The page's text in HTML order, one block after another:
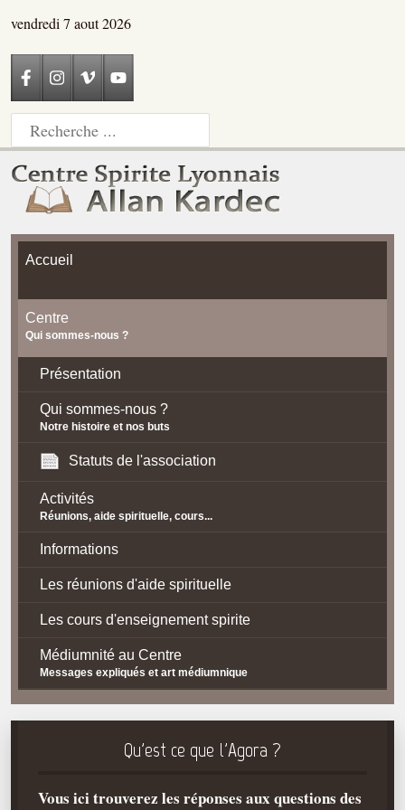
vendredi 7 aout 2026
Accueil
Centre
Qui sommes-nous ?
Présentation
Qui sommes-nous ?
Notre histoire et nos buts
Statuts de l'association
Activités
Réunions, aide spirituelle, cours...
Informations
Les réunions d'aide spirituelle
Les cours d'enseignement spirite
Médiumnité au Centre
Messages expliqués et art médiumnique
Contact / Accès
Plan d'accès
La doctrine Spirite
Qu'est ce que l'Agora ?
Vous ici trouverez les réponses aux questions des